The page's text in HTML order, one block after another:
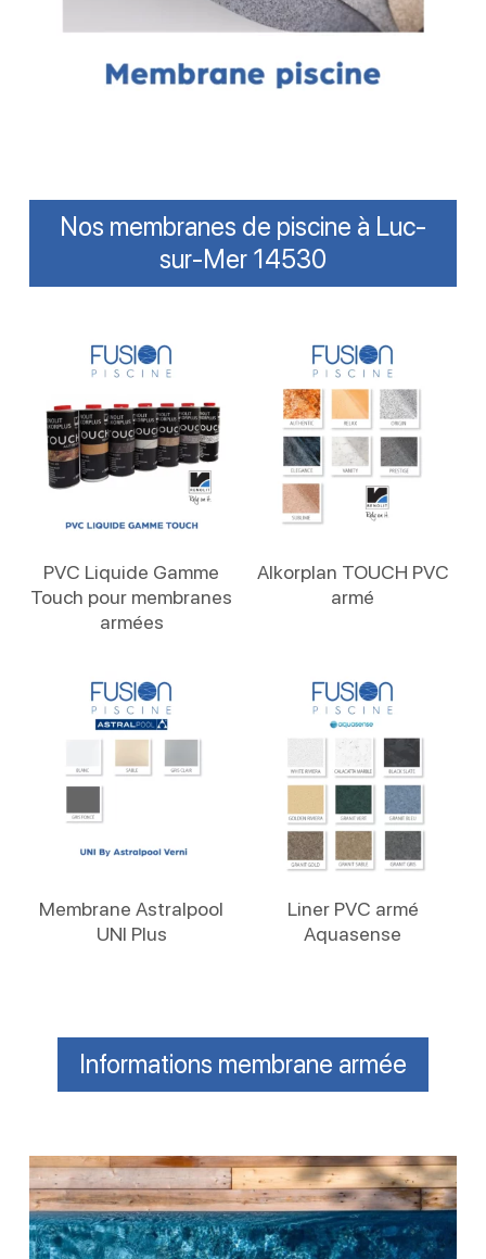
Nos membranes de piscine à Luc-
sur-Mer 14530
PVC Liquide Gamme
Touch pour membranes
armées
Alkorplan TOUCH PVC
armé
Membrane Astralpool
UNI Plus
Liner PVC armé
Aquasense
Informations membrane armée
Membrane
armée
–